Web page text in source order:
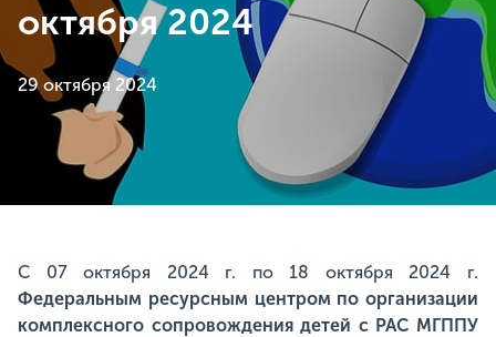
октября 2024
29 октября 2024
С 07 октября 2024 г. по 18 октября 2024 г.
Федеральным ресурсным центром по организации
комплексного сопровождения детей с РАС МГППУ